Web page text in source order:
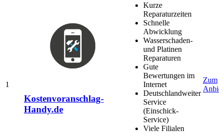
1
Kostenvoranschlag-
Handy.de
Kurze
Reparaturzeiten
Schnelle
Abwicklung
Wasserschaden-
und Platinen
Reparaturen
Gute
Bewertungen im
Internet
Deutschlandweiter
Service
(Einschick-
Service)
Viele Filialen
Zum